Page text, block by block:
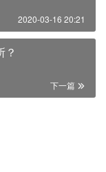
2020-03-16 20:21
？
下一篇